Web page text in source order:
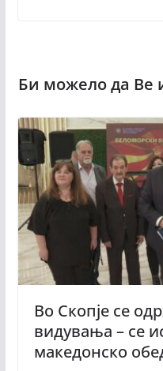
Во Скопје се
видувања – се
македонско